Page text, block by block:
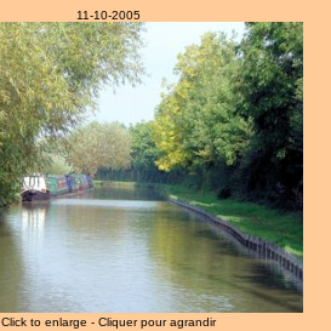
11-10-2005
Click to enlarge - Cliquer pour agrandir